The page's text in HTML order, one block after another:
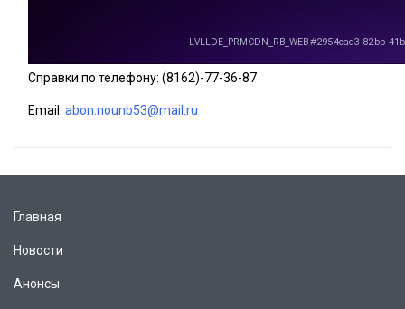
Справки по телефону: (8162)-77-36-87
Еmail: abon.nounb53@mail.ru
Главная
Новости
Анонсы